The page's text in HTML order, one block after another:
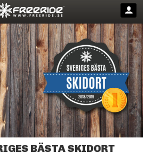
BÄSTA SKIDORT